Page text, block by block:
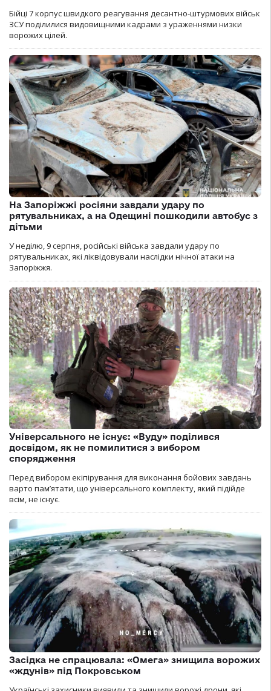
Бійці 7 корпус швидкого реагування десантно-штурмових військ
ЗСУ поділилися видовищними кадрами з ураженнями низки
ворожих цілей.
На Запоріжжі росіяни завдали удару по
рятувальниках, а на Одещині пошкодили автобус з
дітьми
У неділю, 9 серпня, російські війська завдали удару по
рятувальниках, які ліквідовували наслідки нічної атаки на
Запоріжжя.
Універсального не існує: «Вуду» поділився
досвідом, як не помилитися з вибором
спорядження
Перед вибором екіпірування для виконання бойових завдань
варто пам’ятати, що універсального комплекту, який підійде
всім, не існує.
Засідка не спрацювала: «Омега» знищила ворожих
«ждунів» під Покровськом